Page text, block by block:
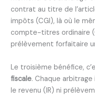
contrat au titre de
impôts (CGI), là où le
compte-titres ordinaire
prélèvement forfaitaire
Le troisième bénéfice,
fiscale. Chaque
le revenu (IR) ni